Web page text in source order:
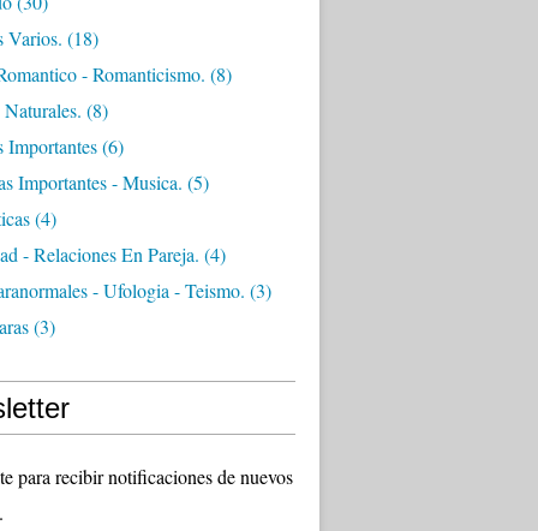
Varios. (18)
- Romanticismo. (8)
(8)
Importantes(6)
Importantes - Musica. (5)
(4)
- Relaciones En Pareja. (4)
- Ufologia - Teismo. (3)
(3)
para recibir notificaciones de nuevos